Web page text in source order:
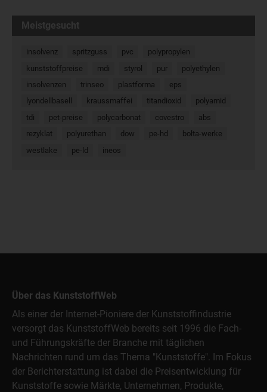
Meistgesucht
insolvenz spritzguss pvc
polypropylen
kunststoffpreise
mdi styrol pur
polyethylen
insolvenzen
trinseo plastforma
eps
lyondellbasell
kraussmaffei titandioxid
polyamid
tdi
pet-preise polycarbonat covestro
abs
rezyklat
polyurethan dow pe-hd
bolta-werke
westlake
pe-ld ineos
Über das KunststoffWeb
Als einer der Internet-Pioniere der Kunststoffindustrie
versorgt das KunststoffWeb bereits seit 1996 die Fach-
und Führungskräfte der Branche mit täglichen
Nachrichten rund um das Thema "Kunststoffe". Im Fokus
der Berichterstattung ist dabei die Preisentwicklung für
Kunststoffe sowie Märkte, Unternehmen, Produkte,